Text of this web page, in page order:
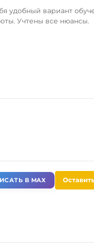
удобный вариант
Учтены все нюансы.
В MAX